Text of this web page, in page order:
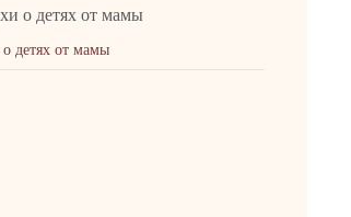
детях от мамы